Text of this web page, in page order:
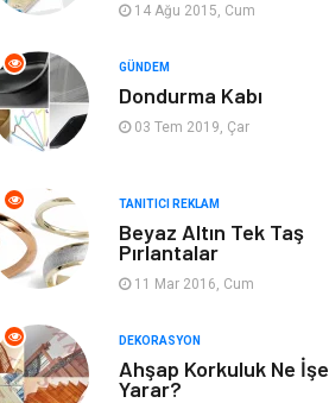
Hediyelik Eşya
Mobilya Eğlence
Maden ve Metal İnternet
Plastik
Endüstriyel
Bebek Giyim Ambalaj
14 Ağu 2015, Cum
GÜNDEM
Dondurma Kabı
03 Tem 2019, Çar
TANITICI REKLAM
Beyaz Altın Tek Taş
Pırlantalar
11 Mar 2016, Cum
DEKORASYON
Ahşap Korkuluk Ne İşe
Yarar?